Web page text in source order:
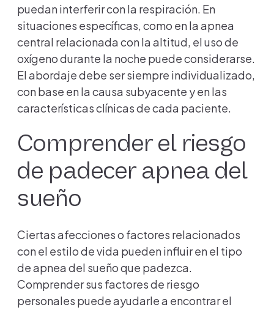
puedan interferir con la respiración. En
situaciones específicas, como en la apnea
central relacionada con la altitud, el uso de
oxígeno durante la noche puede considerarse.
El abordaje debe ser siempre individualizado,
con base en la causa subyacente y en las
características clínicas de cada paciente.
Comprender el riesgo
de padecer apnea del
sueño
Ciertas afecciones o factores relacionados
con el estilo de vida pueden influir en el tipo
de apnea del sueño que padezca.
Comprender sus factores de riesgo
personales puede ayudarle a encontrar el